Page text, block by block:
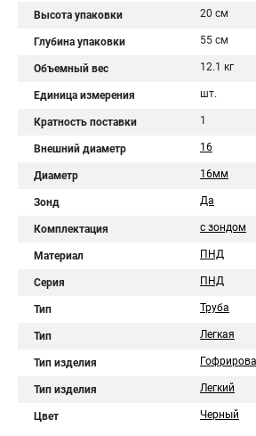
Высота упаковки 20 см
Глубина упаковки 55 см
Объемный вес 12.1 кг
Единица измерения шт.
Кратность поставки 1
Внешний диаметр 16
Диаметр 16мм
Зонд Да
Комплектация с зондом
Материал ПНД
Серия ПНД
Тип Труба
Тип Легкая
Тип изделия
Тип изделия Легкий
Цвет Черный